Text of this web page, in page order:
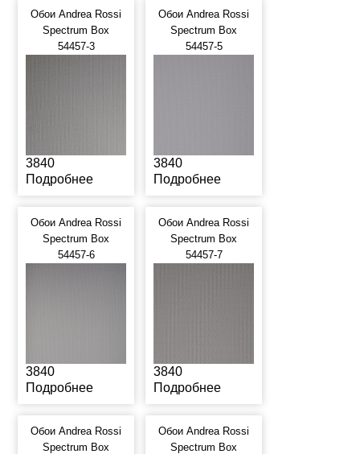
Обои Andrea Rossi
Spectrum Box
54457-3
3840
Подробнее
Обои Andrea Rossi
Spectrum Box
54457-5
3840
Подробнее
Обои Andrea Rossi
Spectrum Box
54457-6
3840
Подробнее
Обои Andrea Rossi
Spectrum Box
54457-7
3840
Подробнее
Обои Andrea Rossi
Spectrum Box
Обои Andrea Rossi
Spectrum Box